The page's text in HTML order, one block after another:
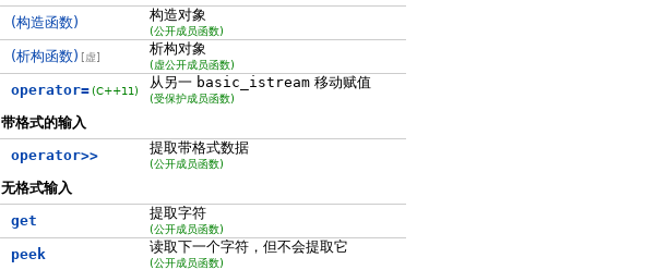
(构造函数) 构造对象
(公开成员函数)
(析构函数) [虚] 析构对象
(虚公开成员函数)
operator= (C++11) 从另一 basic_istream移动赋值
(受保护成员函数)
带格式的输入
operator>>
提取带格式数据
(公开成员函数)
无格式输入
get
提取字符
(公开成员函数)
peek 读取下一个字符，但不会提取它
(公开成员函数)